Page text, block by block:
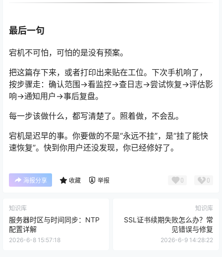
最后一句
宕机不可怕，可怕的是没有预案。
把这篇存下来，或者打印出来贴在工位。下次手机响了，
按步骤走：确认范围→看监控→查日志→尝试恢复→评估影
响→通知用户→事后复盘。
每一步该做什么，都写清楚了。照着做，不会乱。
宕机是迟早的事。你要做的不是“永远不挂”，是“挂了能快
速恢复”。快到你用户还没发现，你已经修好了。
海报分享 收藏 举报 0 0
知识库
服务器时区与时间同步：NTP
配置详解
2026-6-8 15:57:18
知识库
SSL证书续期失败怎么办？常
见错误与修复
2026-6-9 14:28:22